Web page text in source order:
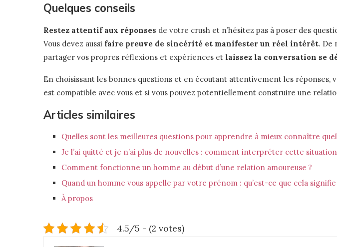
Quelques conseils
Restez attentif aux réponses de votre crush et n’hésitez pas à poser des
Vous devez aussi faire preuve de sincérité et manifester un réel intérêt. De
partager vos propres réflexions et expériences et laissez la conversation se
En choisissant les bonnes questions et en écoutant attentivement les réponses,
est compatible avec vous et si vous pouvez potentiellement construire une
Articles similaires
Quelles sont les meilleures questions pour apprendre à mieux connaître
Je l’ai quitté et je n’ai plus de nouvelles : comment interpréter cette situation
Comment fonctionne un homme au début d’une relation amoureuse ?
Quand un homme vous appelle par votre prénom : qu’est-ce que cela signifie
À propos
4.5/5 - (2 votes)